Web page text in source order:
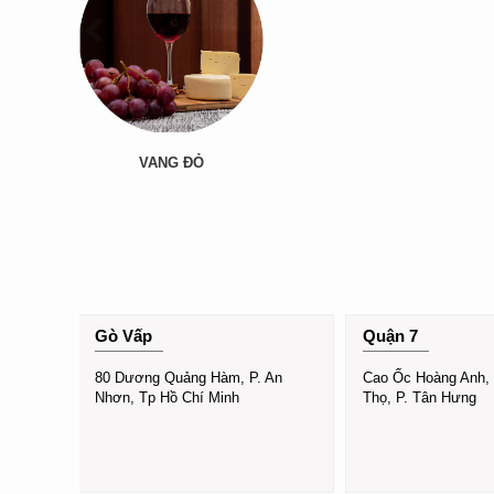
VANG ĐỎ
Gò Vấp
80 Dương Quảng Hàm, P. An
Nhơn, Tp Hồ Chí Minh
Quận 7
Cao Ốc Hoàng
Thọ, P. Tân Hưng